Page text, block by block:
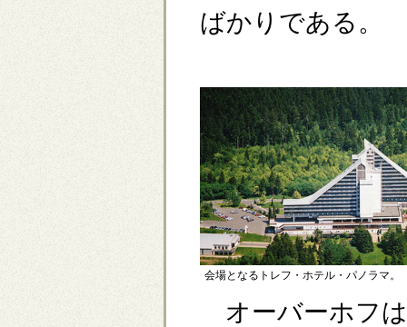
ばかりである。
会場となるトレフ・ホテル・パノラマ。
オーバーホフ